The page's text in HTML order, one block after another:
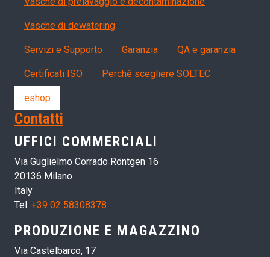
Vasche di dewatering
Servizi, garanzia, QA
Servizi e Supporto Garanzia QA e garanzia
Certificati ISO Perchè scegliere SOLTEC
eshop
Contatti
UFFICI COMMERCIALI
Via Guglielmo Corrado Röntgen 16
20136 Milano
Italy
Tel: +39 02 58308378
PRODUZIONE E MAGAZZINO
Via Castelbarco, 17